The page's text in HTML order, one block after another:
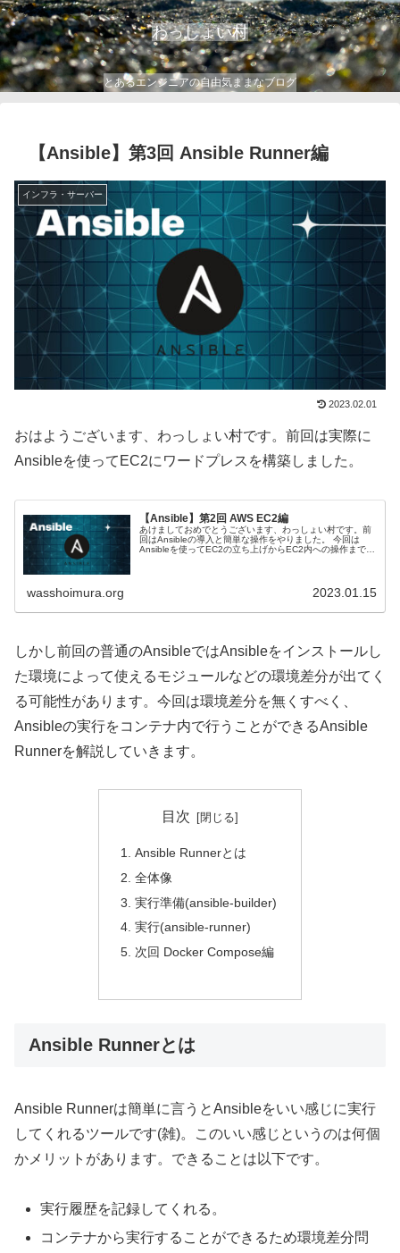
わっしょい村
とあるエンジニアの自由気ままなブログ
【Ansible】第3回 Ansible Runner編
インフラ・サーバー
2023.02.01
おはようございます、わっしょい村です。前回は実際に
Ansibleを使ってEC2にワードプレスを構築しました。
【Ansible】第2回 AWS EC2編
あけましておめでとうございます、わっしょい村です。前
回はAnsibleの導入と簡単な操作をやりました。 今回は
Ansibleを使ってEC2の立ち上げからEC2内への操作までや
wasshoimura.org 2023.01.15
しかし前回の普通のAnsibleではAnsibleをインストールし
た環境によって使えるモジュールなどの環境差分が出てく
る可能性があります。今回は環境差分を無くすべく、
Ansibleの実行をコンテナ内で行うことができるAnsible
Runnerを解説していきます。
目次
Ansible Runnerとは
全体像
実行準備(ansible-builder)
実行(ansible-runner)
次回 Docker Compose編
Ansible Runnerとは
Ansible Runnerは簡単に言うとAnsibleをいい感じに実行
してくれるツールです(雑)。このいい感じというのは何個
かメリットがあります。できることは以下です。
実行履歴を記録してくれる。
コンテナから実行することができるため環境差分問